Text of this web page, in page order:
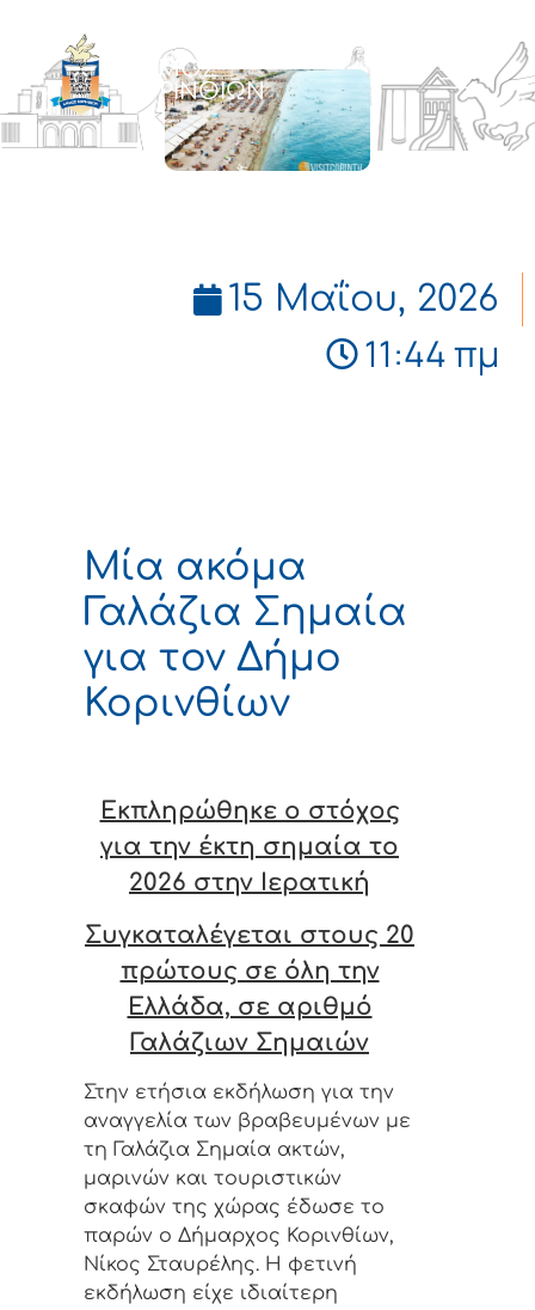
ΔΗΜΟΣ
ΚΟΡΙΝΘΙΩΝ
15 Μαΐου, 2026
11:44 πμ
Μία ακόμα
Γαλάζια Σημαία
για τον Δήμο
Κορινθίων
Εκπληρώθηκε ο στόχος
για την έκτη σημαία το
2026 στην Ιερατική
Συγκαταλέγεται στους 20
πρώτους σε όλη την
Ελλάδα, σε αριθμό
Γαλάζιων Σημαιών
Στην ετήσια εκδήλωση για την
αναγγελία των βραβευμένων με
τη Γαλάζια Σημαία ακτών,
μαρινών και τουριστικών
σκαφών της χώρας έδωσε το
παρών ο Δήμαρχος Κορινθίων,
Νίκος Σταυρέλης. Η φετινή
εκδήλωση είχε ιδιαίτερη